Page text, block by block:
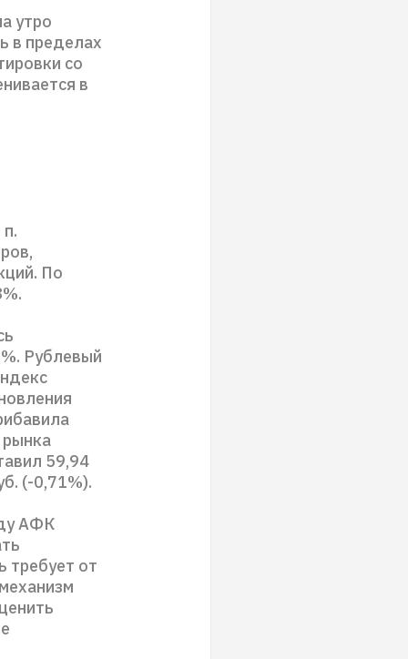
утро
в пределах
со
в
По
Рублевый
59,94
(-0,71%).
АФК
требует от